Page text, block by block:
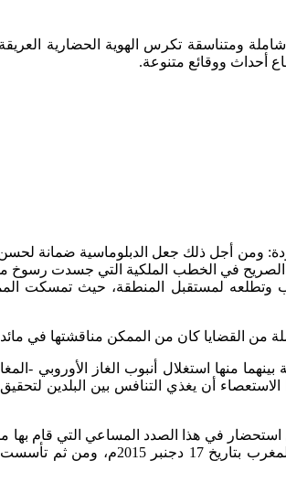
ومتناسقة تكرس الهوية الحضارية
أحداث ووقائع متنوعة.
ومن أجل ذلك جعل الدبلوماسية
الصريح في الخطب الملكية التي جسدت رسوخ
لمستقبل المنطقة، حيث تمسكت
استغلال أنبوب الغاز الأوروبي -
أن يغذي التنافس بين البلدين
في هذا الصدد المساعي التي قام بها
الأطراف الليبية، انتهي باتفاق تم توقيعه